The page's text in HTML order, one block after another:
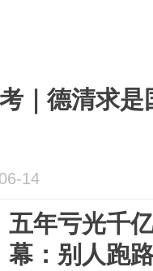
｜德清求
14
五年亏光千
幕：别人跑